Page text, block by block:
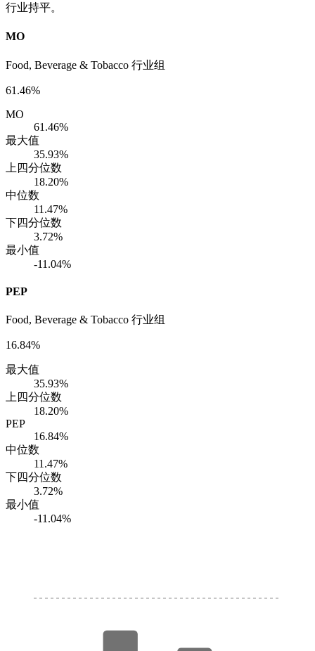
行业持平。
MO
Food, Beverage & Tobacco 行业组
61.46%
MO
61.46%
最大值
35.93%
上四分位数
18.20%
中位数
11.47%
下四分位数
3.72%
最小值
-11.04%
PEP
Food, Beverage & Tobacco 行业组
16.84%
最大值
35.93%
上四分位数
18.20%
PEP
16.84%
中位数
11.47%
下四分位数
3.72%
最小值
-11.04%